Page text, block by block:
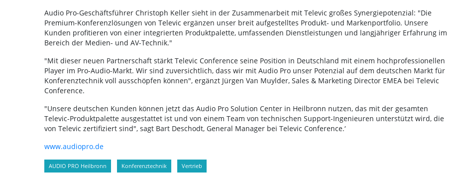
Audio Pro-Geschäftsführer Christoph Keller sieht in der Zusammenarbeit mit Televic großes Synergiepotenzial: "Die
Premium-Konferenzlösungen von Televic ergänzen unser breit aufgestelltes Produkt- und Markenportfolio. Unsere
Kunden profitieren von einer integrierten Produktpalette, umfassenden Dienstleistungen und langjähriger Erfahrung im
Bereich der Medien- und AV-Technik."
"Mit dieser neuen Partnerschaft stärkt Televic Conference seine Position in Deutschland mit einem hochprofessionellen
Player im Pro-Audio-Markt. Wir sind zuversichtlich, dass wir mit Audio Pro unser Potenzial auf dem deutschen Markt für
Konferenztechnik voll ausschöpfen können", ergänzt Jürgen Van Muylder, Sales & Marketing Director EMEA bei Televic
Conference.
"Unsere deutschen Kunden können jetzt das Audio Pro Solution Center in Heilbronn nutzen, das mit der gesamten
Televic-Produktpalette ausgestattet ist und von einem Team von technischen Support-Ingenieuren unterstützt wird, die
von Televic zertifiziert sind", sagt Bart Deschodt, General Manager bei Televic Conference.‘
www.audiopro.de
AUDIO PRO Heilbronn Konferenztechnik Vertrieb